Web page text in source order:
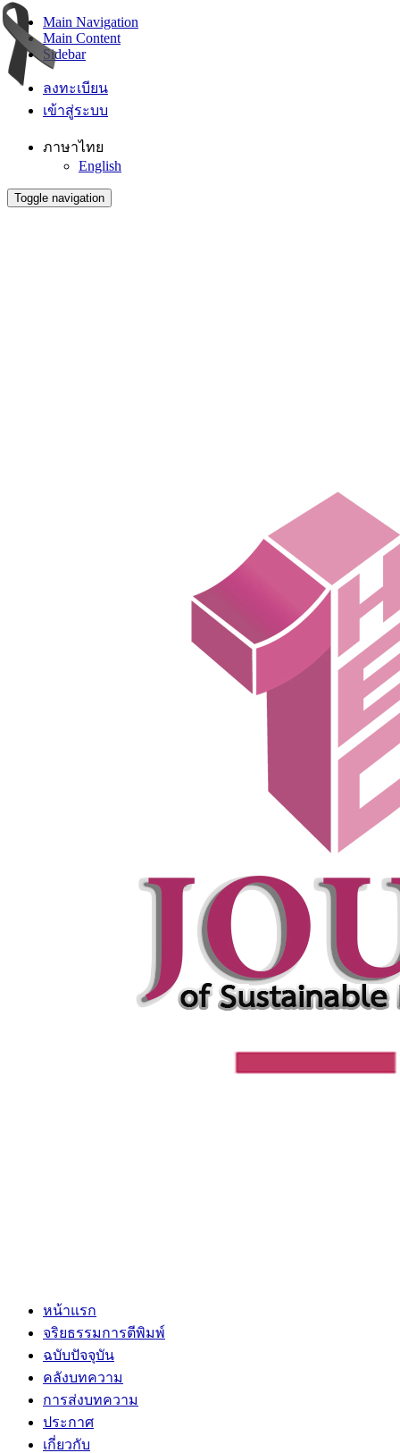
Main Navigation
Main Content
Sidebar
ลงทะเบียน
เข้าสู่ระบบ
ภาษาไทย
English
Toggle navigation
หน้าแรก
จริยธรรมการตีพิมพ์
ฉบับปัจจุบัน
คลังบทความ
การส่งบทความ
ประกาศ
เกี่ยวกับ